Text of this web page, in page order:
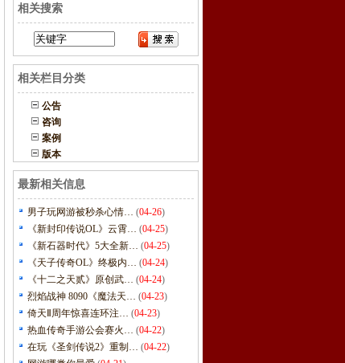
相关搜索
相关栏目分类
公告
咨询
案例
版本
最新相关信息
男子玩网游被秒杀心情… (04-26)
《新封印传说OL》云霄… (04-25)
《新石器时代》5大全新… (04-25)
《天子传奇OL》终极内… (04-24)
《十二之天贰》原创武… (04-24)
烈焰战神 8090《魔法天… (04-23)
倚天Ⅱ周年惊喜连环注… (04-23)
热血传奇手游公会赛火… (04-22)
在玩《圣剑传说2》重制… (04-22)